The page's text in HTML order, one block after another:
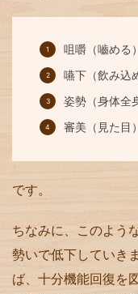
咀嚼（嚙める）
嚥下（飲み込
姿勢（身体全
審美（見た目）
です。
ちなみに、このよう
勢いで低下していき
ば、十分機能回復を